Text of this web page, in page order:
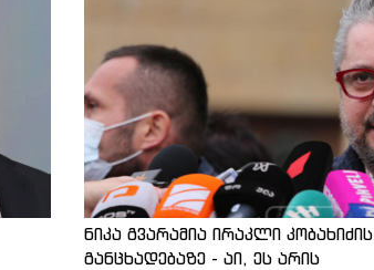
ნიკა გვარამია ირაკლი კობახიძის
განცხადებაზე - აი, ეს არის